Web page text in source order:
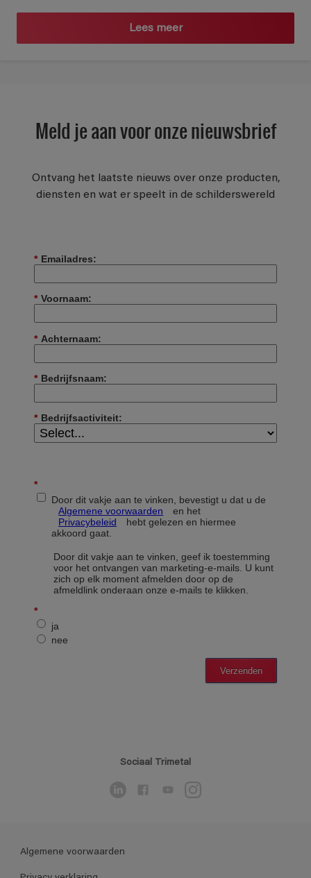
Lees meer
Meld je aan voor onze nieuwsbrief
Ontvang het laatste nieuws over onze producten,
diensten en wat er speelt in de schilderswereld
Sociaal Trimetal
Algemene voorwaarden